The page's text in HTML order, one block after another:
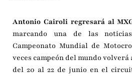
Antonio Cairoli regresará al
marcando una de las
Campeonato Mundial de
veces campeón del mundo
del 20 al 22 de junio en el